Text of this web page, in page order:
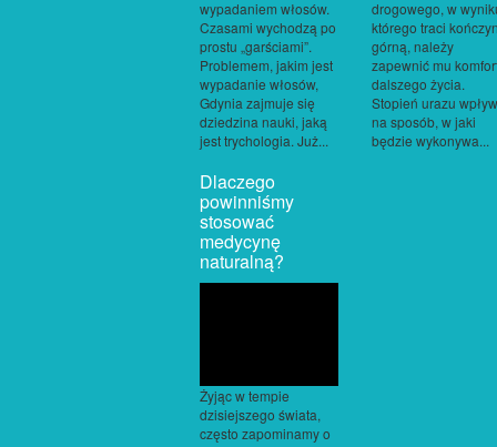
wypadaniem włosów.
Czasami wychodzą po
prostu „garściami”.
Problemem, jakim jest
wypadanie włosów,
Gdynia zajmuje się
dziedzina nauki, jaką
jest trychologia. Już...
drogowego, w
którego traci
górną, należy
zapewnić mu
dalszego życia.
Stopień urazu
na sposób, w jaki
będzie wykonywa...
Dlaczego
powinniśmy
stosować
medycynę
naturalną?
Żyjąc w tempie
dzisiejszego świata,
często zapominamy o